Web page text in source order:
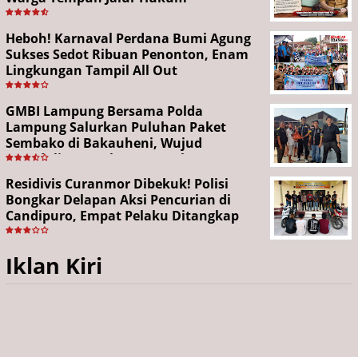
Heboh! Karnaval Perdana Bumi Agung
Sukses Sedot Ribuan Penonton, Enam
Lingkungan Tampil All Out
GMBI Lampung Bersama Polda
Lampung Salurkan Puluhan Paket
Sembako di Bakauheni, Wujud
Kepedulian Sambut HUT RI ke-81
Residivis Curanmor Dibekuk! Polisi
Bongkar Delapan Aksi Pencurian di
Candipuro, Empat Pelaku Ditangkap
Iklan Kiri